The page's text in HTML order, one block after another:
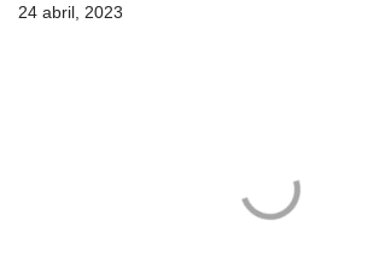
24 abril, 2023